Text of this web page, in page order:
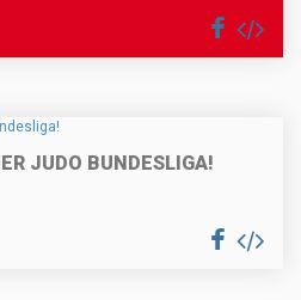
JUDO BUNDESLIGA!